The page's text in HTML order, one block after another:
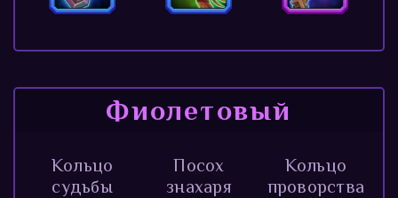
Фиолетовый
Кольцо
судьбы
Посох
знахаря
Кольцо
проворства